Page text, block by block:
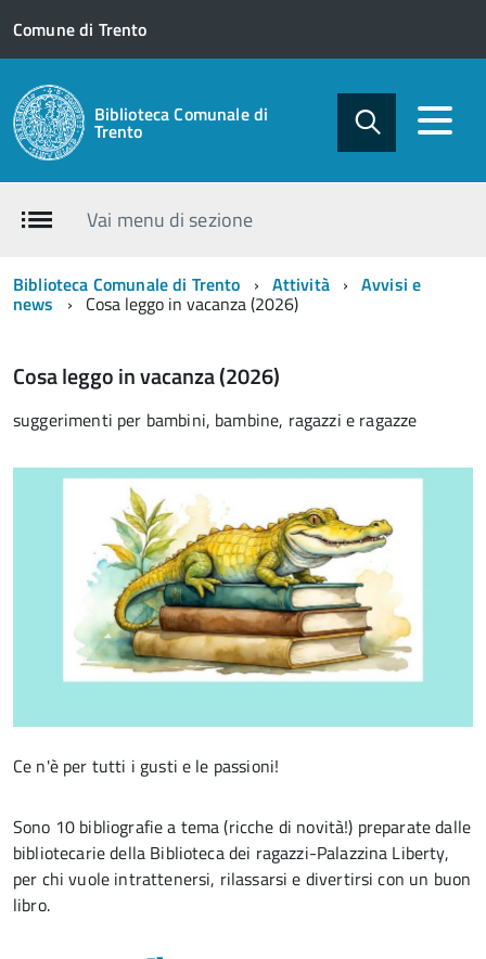
Comune di Trento
Biblioteca Comunale di
Trento
Vai menu di sezione
Biblioteca Comunale di Trento Attività Avvisi e
news Cosa leggo in vacanza (2026)
Cosa leggo in vacanza (2026)
suggerimenti per bambini, bambine, ragazzi e ragazze
Ce n'è per tutti i gusti e le passioni!
Sono 10 bibliografie a tema (ricche di novità!) preparate dalle
bibliotecarie della Biblioteca dei ragazzi-Palazzina Liberty,
per chi vuole intrattenersi, rilassarsi e divertirsi con un buon
libro.